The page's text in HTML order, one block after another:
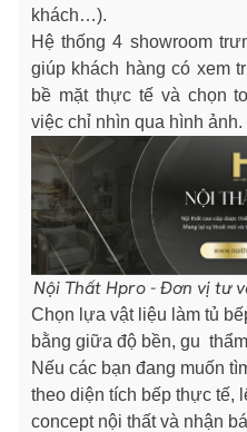
khách…).
Hệ thống 4 showroom
giúp khách hàng có xem
bề mặt thực tế và chọn
việc chỉ nhìn qua hình ảnh.
Nội Thất Hpro - Đơn vị tư
Chọn lựa vật liệu làm tủ
bằng giữa độ bền, gu
Nếu các bạn đang muốn
theo diện tích bếp thực tế,
concept nội thất và nhận